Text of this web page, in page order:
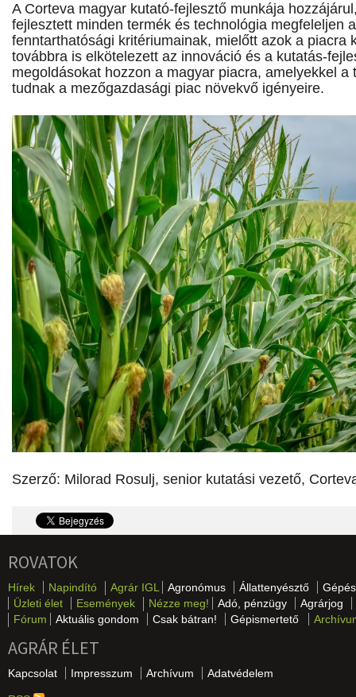
A Corteva magyar kutató-fejlesztő munkája
fejlesztett minden termék és technológia megfeleljen
fenntarthatósági kritériumainak, mielőtt azok a piacra
továbbra is elkötelezett az innováció és a kutatás-
megoldásokat hozzon a magyar piacra, amelyekkel a
tudnak a mezőgazdasági piac növekvő igényeire.
Szerző: Milorad Rosulj, senior kutatási vezető,
ROVATOK
Hírek Napindító Agrár IGL Agronómus Állattenyésztő
Üzleti élet
Események Nézze meg! Adó, pénzügy
Agrárjog
Fórum
Aktuális gondom Csak bátran! Gépismertető
AGRÁR ÉLET
Kapcsolat Impresszum Archívum Adatvédelem